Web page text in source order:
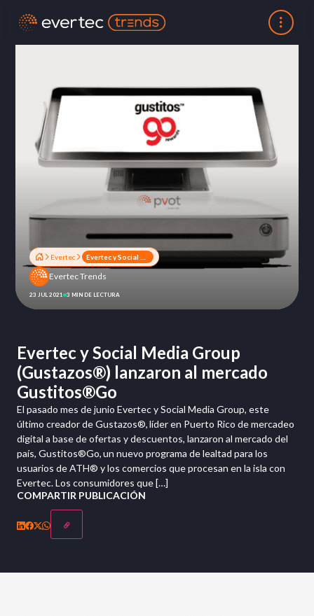
Evertec
Evertec Trends
23 JUL 2021 3 MIN DE LECTURA
Evertec y Social Media Group
(Gustazos®) lanzaron al mercado
Gustitos®Go
El pasado mes de junio Evertec y Social Media Group, este
último creador de Gustazos®, líder en Puerto Rico de mercadeo
digital a base de ofertas y descuentos, lanzaron al mercado del
país, Gustitos®Go, un nuevo programa de lealtad para los
usuarios de ATH® y los comercios que procesan en la isla con
Evertec. Los consumidores que […]
COMPARTIR PUBLICACIÓN